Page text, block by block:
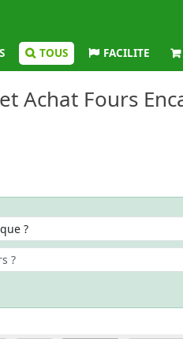
TOUS FACILITE
Achat Fours